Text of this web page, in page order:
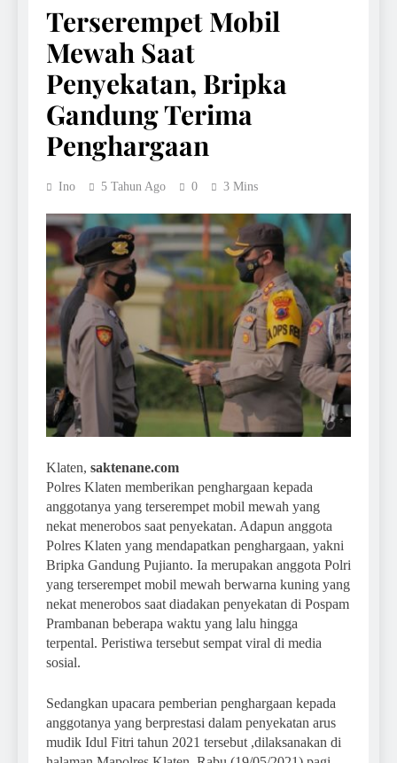
Terserempet Mobil
Mewah Saat
Penyekatan, Bripka
Gandung Terima
Penghargaan
Ino 5 Tahun Ago 0 3 Mins
Klaten, saktenane.com
Polres Klaten memberikan penghargaan kepada
anggotanya yang terserempet mobil mewah yang
nekat menerobos saat penyekatan. Adapun anggota
Polres Klaten yang mendapatkan penghargaan, yakni
Bripka Gandung Pujianto. Ia merupakan anggota Polri
yang terserempet mobil mewah berwarna kuning yang
nekat menerobos saat diadakan penyekatan di Pospam
Prambanan beberapa waktu yang lalu hingga
terpental. Peristiwa tersebut sempat viral di media
sosial.
Sedangkan upacara pemberian penghargaan kepada
anggotanya yang berprestasi dalam penyekatan arus
mudik Idul Fitri tahun 2021 tersebut ,dilaksanakan di